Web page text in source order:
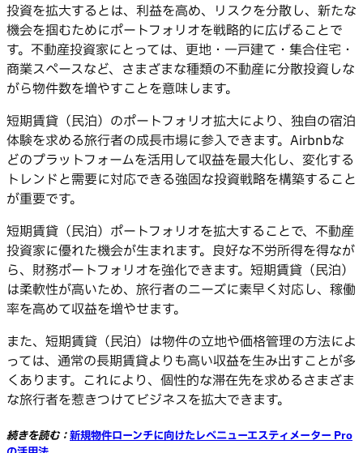
投資を拡大するとは、利益を高め、リスクを分散し、新たな
機会を掴むためにポートフォリオを戦略的に広げることで
す。不動産投資家にとっては、更地・一戸建て・集合住宅・
商業スペースなど、さまざまな種類の不動産に分散投資しな
がら物件数を増やすことを意味します。
短期賃貸（民泊）のポートフォリオ拡大により、独自の宿泊
体験を求める旅行者の成長市場に参入できます。Airbnbな
どのプラットフォームを活用して収益を最大化し、変化する
トレンドと需要に対応できる強固な投資戦略を構築すること
が重要です。
短期賃貸（民泊）ポートフォリオを拡大することで、不動産
投資家に優れた機会が生まれます。良好な不労所得を得なが
ら、財務ポートフォリオを強化できます。短期賃貸（民泊）
は柔軟性が高いため、旅行者のニーズに素早く対応し、稼働
率を高めて収益を増やせます。
また、短期賃貸（民泊）は物件の立地や価格管理の方法によ
っては、通常の長期賃貸よりも高い収益を生み出すことが多
くあります。これにより、個性的な滞在先を求めるさまざま
な旅行者を惹きつけてビジネスを拡大できます。
続きを読む：新規物件ローンチに向けたレベニューエスティメーター Pro